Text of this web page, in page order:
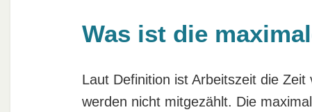
Was ist die
Laut Definition ist Arbeitszeit die
werden nicht mitgezählt. Die